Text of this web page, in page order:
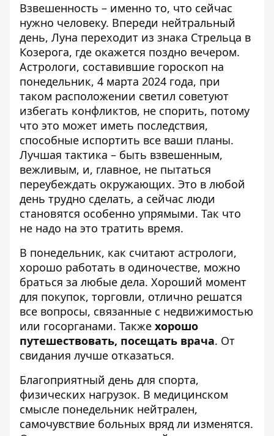
Взвешенность – именно то, что сейчас
нужно человеку. Впереди нейтральный
день, Луна переходит из знака Стрельца в
Козерога, где окажется поздно вечером.
Астрологи, составившие гороскоп на
понедельник, 4 марта 2024 года, при
таком расположении светил советуют
избегать конфликтов, не спорить, потому
что это может иметь последствия,
способные испортить все ваши планы.
Лучшая тактика – быть взвешенным,
вежливым, и, главное, не пытаться
переубеждать окружающих. Это в любой
день трудно сделать, а сейчас люди
становятся особенно упрямыми. Так что
не надо на это тратить время.
В понедельник, как считают астрологи,
хорошо работать в одиночестве, можно
браться за любые дела. Хороший момент
для покупок, торговли, отлично решатся
все вопросы, связанные с недвижимостью
или госорганами. Также хорошо
путешествовать, посещать врача. От
свидания лучше отказаться.
Благоприятный день для спорта,
физических нагрузок. В медицинском
смысле понедельник нейтрален,
самочувствие больных вряд ли изменятся.